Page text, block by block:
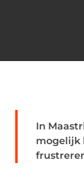
In
mogelijk